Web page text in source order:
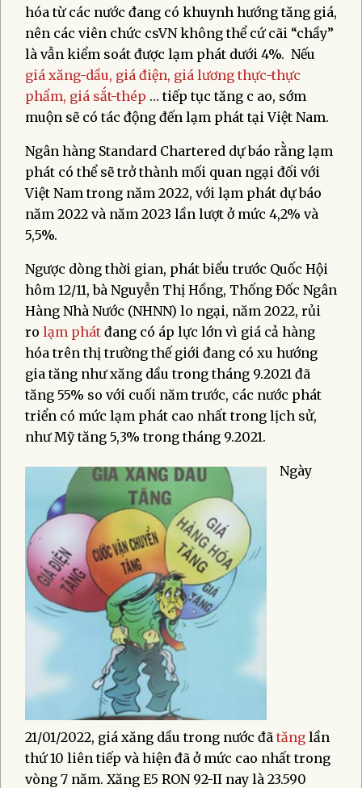
hóa từ các nước đang có khuynh hướng tăng giá,
nên các viên chức csVN không thể cứ cãi “chầy”
là vẫn kiểm soát được lạm phát dưới 4%. Nếu
giá xăng-dầu, giá điện, giá lương thực-thực
phẩm, giá sắt-thép … tiếp tục tăng c ao, sớm
muộn sẽ có tác động đến lạm phát tại Việt Nam.
Ngân hàng Standard Chartered dự báo rằng lạm
phát có thể sẽ trở thành mối quan ngại đối với
Việt Nam trong năm 2022, với lạm phát dự báo
năm 2022 và năm 2023 lần lượt ở mức 4,2% và
5,5%.
Ngược dòng thời gian, phát biểu trước Quốc Hội
hôm 12/11, bà Nguyễn Thị Hồng, Thống Đốc Ngân
Hàng Nhà Nước (NHNN) lo ngại, năm 2022, rủi
ro lạm phát đang có áp lực lớn vì giá cả hàng
hóa trên thị trường thế giới đang có xu hướng
gia tăng như xăng dầu trong tháng 9.2021 đã
tăng 55% so với cuối năm trước, các nước phát
triển có mức lạm phát cao nhất trong lịch sử,
như Mỹ tăng 5,3% trong tháng 9.2021.
Ngày
21/01/2022, giá xăng dầu trong nước đã tăng lần
thứ 10 liên tiếp và hiện đã ở mức cao nhất trong
vòng 7 năm. Xăng E5 RON 92-II nay là 23.590